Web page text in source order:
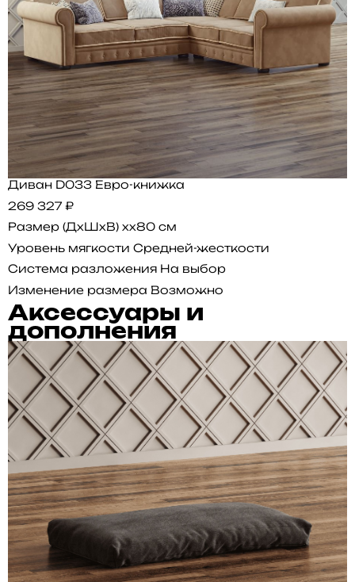
Диван D033 Евро-книжка
269 327 ₽
Размер (ДхШхВ) xx80 см
Уровень мягкости Средней-жесткости
Система разложения На выбор
Изменение размера Возможно
Аксессуары и
дополнения